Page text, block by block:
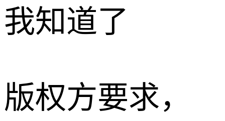
我知道了
版权方要求，